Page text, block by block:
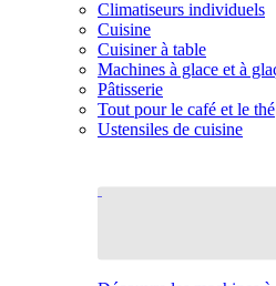
Climatiseurs individuels
Cuisine
Cuisiner à table
Machines à glace et à
Pâtisserie
Tout pour le café et le thé
Ustensiles de cuisine